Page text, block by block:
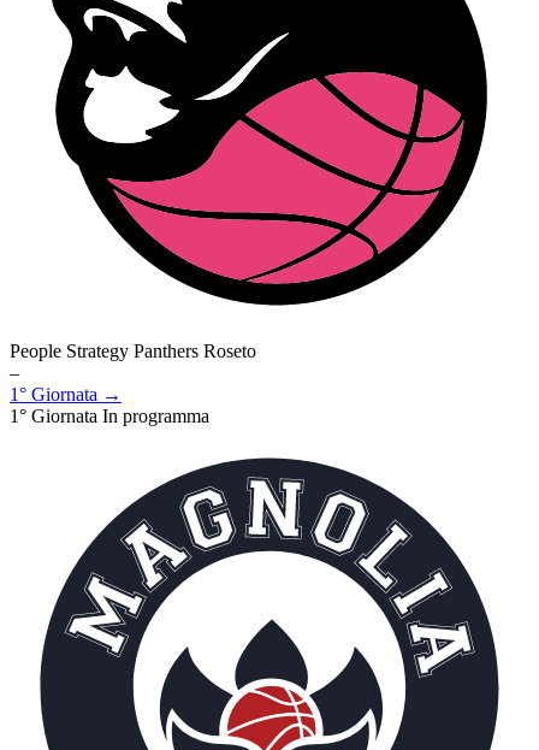
People Strategy Panthers Roseto
–
1° Giornata →
1° Giornata In programma